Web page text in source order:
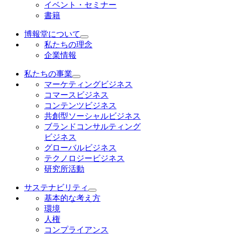
イベント・セミナー
書籍
博報堂について
私たちの理念
企業情報
私たちの事業
マーケティングビジネス
コマースビジネス
コンテンツビジネス
共創型ソーシャルビジネス
ブランドコンサルティング
ビジネス
グローバルビジネス
テクノロジービジネス
研究所活動
サステナビリティ
基本的な考え方
環境
人権
コンプライアンス